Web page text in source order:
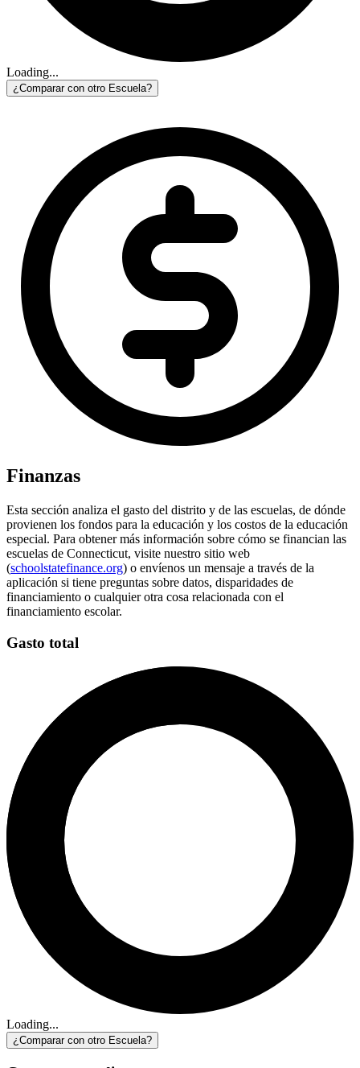
Loading...
¿Comparar con otro Escuela?
Finanzas
Esta sección analiza el gasto del distrito y de las escuelas, de dónde
provienen los fondos para la educación y los costos de la educación
especial. Para obtener más información sobre cómo se financian las
escuelas de Connecticut, visite nuestro sitio web
(schoolstatefinance.org) o envíenos un mensaje a través de la
aplicación si tiene preguntas sobre datos, disparidades de
financiamiento o cualquier otra cosa relacionada con el
financiamiento escolar.
Gasto total
Loading...
¿Comparar con otro Escuela?